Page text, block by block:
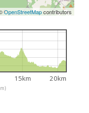
OpenStreetMapcontributors
15km 20km